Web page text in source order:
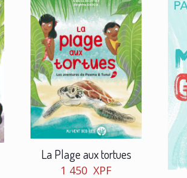
La Plage aux tortues
1 450 XPF